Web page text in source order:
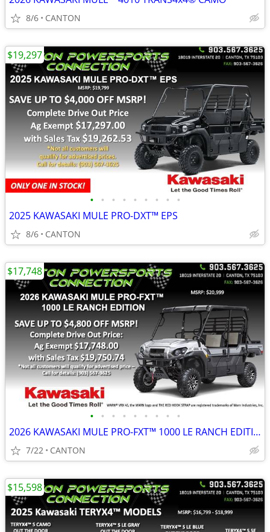
8/6 CANTON
• • • • • • • • •
2025 KAWASAKI MULE PRO-DXT™ EPS
8/6 CANTON
$19,297
• • • • • • • • •
2026 KAWASAKI MULE PRO-FXT™ 1000 LE RANCH EDITION
7/22 CANTON
$17,748
$15,598